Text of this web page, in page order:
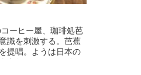
ーヒー屋、珈琲処芭
識を刺激する。芭蕉
提唱。ようは日本の
うだ。ヨーロッパは